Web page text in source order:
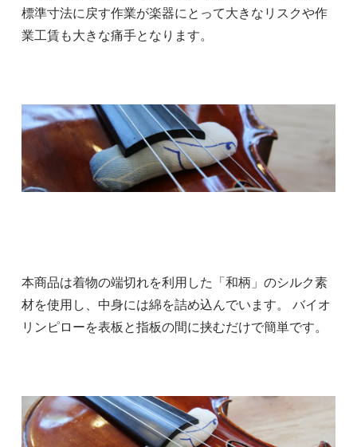
標準寸法に戻す作業が楽器にとって大きなリスクや作
業工賃も大きな痛手となります。
本商品は着物の端切れを利用した「和柄」のシルク素
材を使用し、中身には綿を詰め込んでいます。 バイオ
リンピローを表板と指板の間に挟むだけで簡単です。